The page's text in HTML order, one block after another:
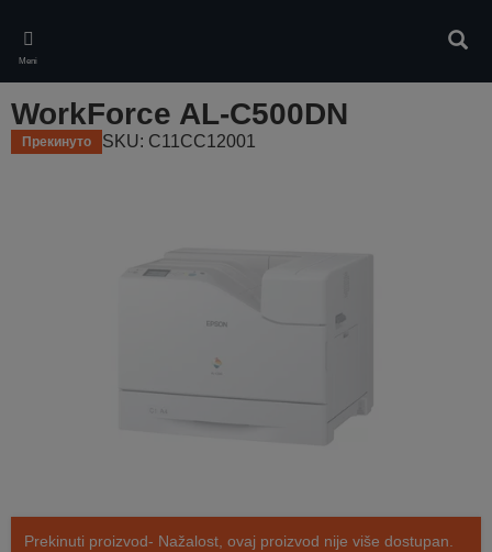
main
content
Meni
WorkForce AL-C500DN
Прекинуто SKU: C11CC12001
Prekinuti proizvod- Nažalost, ovaj proizvod nije više dostupan.